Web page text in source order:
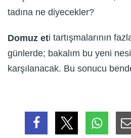
tadına ne diyecekler?
Domuz eti tartışmalarının
günlerde; bakalım bu yeni
karşılanacak. Bu sonucu